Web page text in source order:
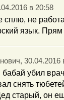
в 20:58
сплю, не
язык.
30.04.2016
убил
снять
старый, он